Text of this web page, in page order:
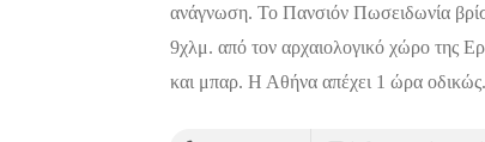
ανάγνωση. Το Πανσιόν Πωσειδωνία
9χλμ. από τον αρχαιολογικό χώρο της
και μπαρ. Η Αθήνα απέχει 1 ώρα